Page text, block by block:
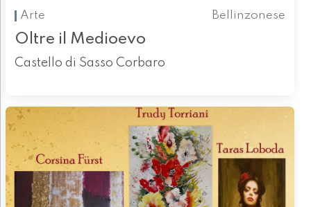
Arte
Bellinzonese
Oltre il Medioevo
Castello di Sasso Corbaro